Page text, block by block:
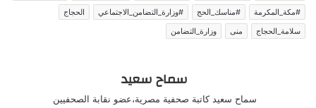
#مكة_المكرمة
#مناسك_الحج #وزارة_التضامن_الاجتماعي
الحجاج
سلامة_الحجاج
منى وزارة_التضامن
سماح سعيد
سماح سعيد كاتبة صحفية مصرية،عضو نقابة الصحفيين